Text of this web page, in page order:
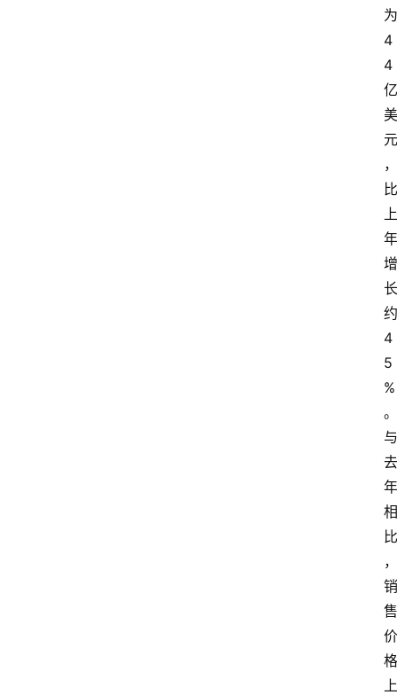
为
4
4
亿
美
元
，
比
上
年
增
长
约
4
5
%
。
与
去
年
相
比
，
销
售
价
格
上